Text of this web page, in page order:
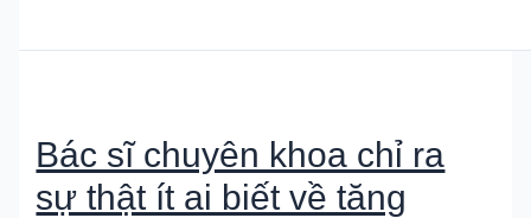
Bác sĩ chuyên khoa chỉ ra
sự thật ít ai biết về tăng